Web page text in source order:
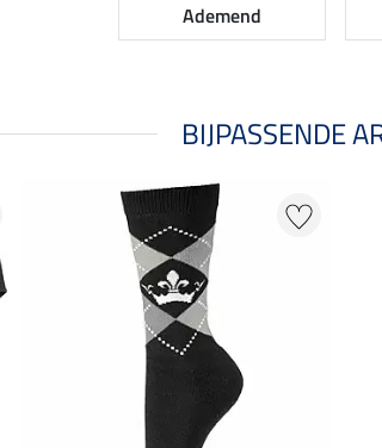
Ademend
BIJPASSENDE